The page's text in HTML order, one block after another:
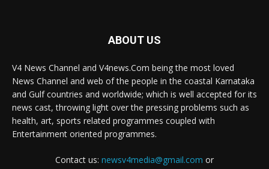
ABOUT US
V4 News Channel and V4news.Com being the most loved
News Channel and web of the people in the coastal Karnataka
and Gulf countries and worldwide; which is well accepted for its
news cast, throwing light over the pressing problems such as
health, art, sports related programmes coupled with
Entertainment oriented programmes.
Contact us: newsv4media@gmail.com or